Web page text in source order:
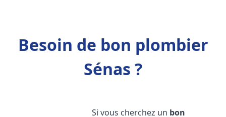
Besoin de bon plombier
Sénas ?
Si vous cherchez un bon